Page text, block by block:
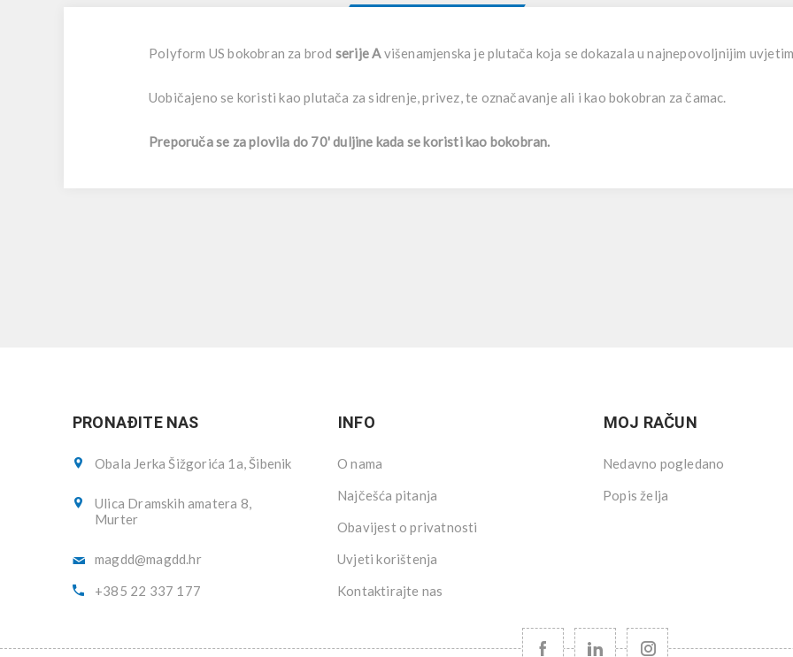
Polyform US bokobran za brod serije Avišenamjenska je plutača koja se dokazala u najnepovoljnijim
Uobičajeno se koristi kao plutača za sidrenje, privez, te označavanje ali i kao bokobran za čamac.
Preporuča se za plovila do 70' duljine kada se koristi kao bokobran.
PRONAĐITE NAS
Obala Jerka Šižgorića 1a, Šibenik
Ulica Dramskih amatera 8,
Murter
magdd@magdd.hr
+385 22 337 177
INFO
O nama
Najčešća pitanja
Obavijest o privatnosti
Uvjeti korištenja
Kontaktirajte nas
MOJ RAČUN
Nedavno pogledano
Popis želja